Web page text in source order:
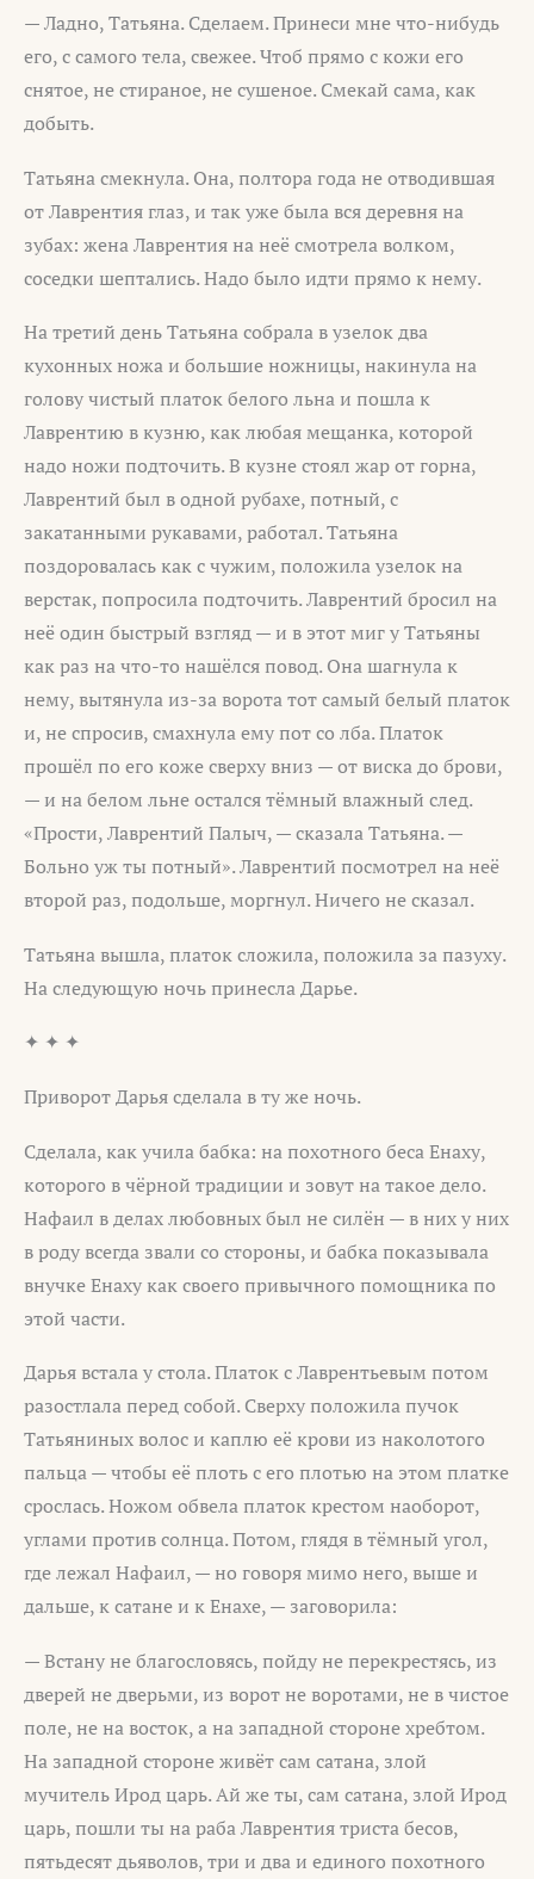
— Ладно, Татьяна. Сделаем. Принеси мне что-нибудь
его, с самого тела, свежее. Чтоб прямо с кожи его
снятое, не стираное, не сушеное. Смекай сама, как
добыть.
Татьяна смекнула. Она, полтора года не отводившая
от Лаврентия глаз, и так уже была вся деревня на
зубах: жена Лаврентия на неё смотрела волком,
соседки шептались. Надо было идти прямо к нему.
На третий день Татьяна собрала в узелок два
кухонных ножа и большие ножницы, накинула на
голову чистый платок белого льна и пошла к
Лаврентию в кузню, как любая мещанка, которой
надо ножи подточить. В кузне стоял жар от горна,
Лаврентий был в одной рубахе, потный, с
закатанными рукавами, работал. Татьяна
поздоровалась как с чужим, положила узелок на
верстак, попросила подточить. Лаврентий бросил на
неё один быстрый взгляд — и в этот миг у Татьяны
как раз на что-то нашёлся повод. Она шагнула к
нему, вытянула из-за ворота тот самый белый платок
и, не спросив, смахнула ему пот со лба. Платок
прошёл по его коже сверху вниз — от виска до брови,
— и на белом льне остался тёмный влажный след.
«Прости, Лаврентий Палыч, — сказала Татьяна. —
Больно уж ты потный». Лаврентий посмотрел на неё
второй раз, подольше, моргнул. Ничего не сказал.
Татьяна вышла, платок сложила, положила за пазуху.
На следующую ночь принесла Дарье.
✦ ✦ ✦
Приворот Дарья сделала в ту же ночь.
Сделала, как учила бабка: на похотного беса Енаху,
которого в чёрной традиции и зовут на такое дело.
Нафаил в делах любовных был не силён — в них у них
в роду всегда звали со стороны, и бабка показывала
внучке Енаху как своего привычного помощника по
этой части.
Дарья встала у стола. Платок с Лаврентьевым потом
разостлала перед собой. Сверху положила пучок
Татьяниных волос и каплю её крови из наколотого
пальца — чтобы её плоть с его плотью на этом платке
срослась. Ножом обвела платок крестом наоборот,
углами против солнца. Потом, глядя в тёмный угол,
где лежал Нафаил, — но говоря мимо него, выше и
дальше, к сатане и к Енахе, — заговорила:
— Встану не благословясь, пойду не перекрестясь, из
дверей не дверьми, из ворот не воротами, не в чистое
поле, не на восток, а на западной стороне хребтом.
На западной стороне живёт сам сатана, злой
мучитель Ирод царь. Ай же ты, сам сатана, злой Ирод
царь, пошли ты на раба Лаврентия триста бесов,
пятьдесят дьяволов, три и два и единого похотного